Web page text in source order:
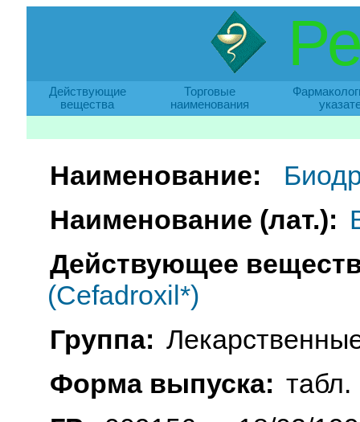
Действующие
вещества
Торговые
наименования
Наименование:
Наименование (лат.):
Действующее
(Cefadroxil*)
Группа:
Форма выпуска: табл.